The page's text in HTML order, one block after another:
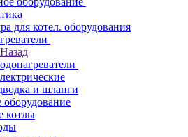
для котел. оборудования
Назад
и шланги
оборудование
котлы